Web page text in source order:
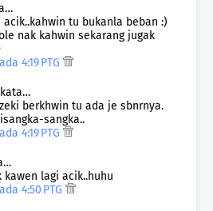
tu bukanla beban :)
nak kahwin sekarang jugak
4:19 PTG
berkhwin tu ada je sbnrnya.
sangka..
4:19 PTG
kawen lagi acik..huhu
4:50 PTG